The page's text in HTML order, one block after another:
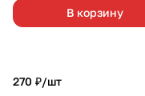
В корзину
270 ₽/шт